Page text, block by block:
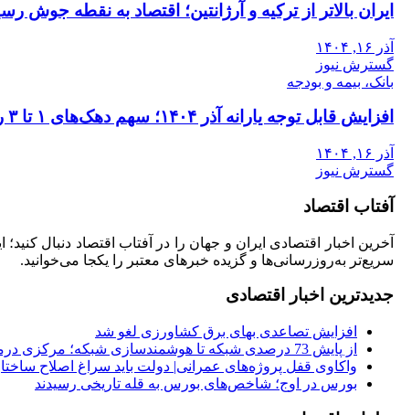
ایران بالاتر از ترکیه و آرژانتین؛ اقتصاد به نقطه جوش
آذر ۱۶, ۱۴۰۴
گسترش نیوز
بانک، بیمه و بودجه
افزایش قابل توجه یارانه آذر ۱۴۰۴؛ سهم دهک‌های ۱ تا ۳ رکورد زد
آذر ۱۶, ۱۴۰۴
گسترش نیوز
آفتاب اقتصاد
آخرین اخبار اقتصادی ایران و جهان را در آفتاب اقتصاد دنبال
سریع‌تر به‌روزرسانی‌ها و گزیده خبرهای معتبر را یکجا می‌خوانید.
جدیدترین اخبار اقتصادی
افزایش تصاعدی بهای برق کشاورزی لغو شد
از پایش 73 درصدی شبکه تا هوشمندسازی شبکه؛ مرکزی درمسیر عبور از ناترازی
واکاوی قفل پروژه‌های عمرانی| دولت باید سراغ اصلاح
بورس در اوج؛ شاخص‌های بورس به قله تاریخی رسیدند